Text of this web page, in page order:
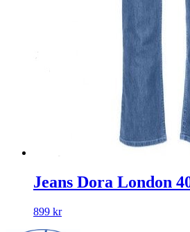
Jeans Dora London
899 kr